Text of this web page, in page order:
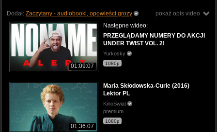
pokaż opis video
Dodał: Zaczytany - audiobooki, opowieści grozy
01:09:07
Następne wideo:
PRZEGLĄDAMY NUMERY DO AKCJI
UNDER TWIST VOL. 2!
Yurkosky
1080p
01:36:07
Maria Skłodowska-Curie (2016)
Lektor PL
KinoSwiat
premium
1080p